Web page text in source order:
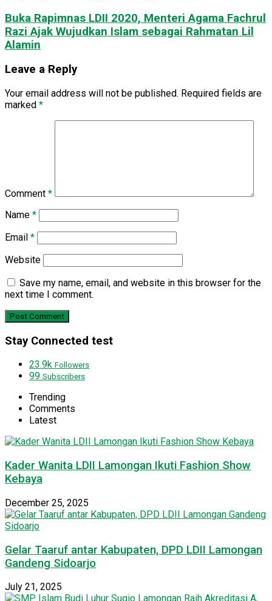
Buka Rapimnas LDII 2020, Menteri Agama Fachrul
Razi Ajak Wujudkan Islam sebagai Rahmatan Lil
Alamin
Leave a Reply
Your email address will not be published. Required fields are
marked *
Comment *
Name *
Email *
Website
Save my name, email, and website in this browser for the
next time I comment.
Stay Connected test
23.9k Followers
99 Subscribers
Trending
Comments
Latest
Kader Wanita LDII Lamongan Ikuti Fashion Show
Kebaya
December 25, 2025
Gelar Taaruf antar Kabupaten, DPD LDII Lamongan
Gandeng Sidoarjo
July 21, 2025